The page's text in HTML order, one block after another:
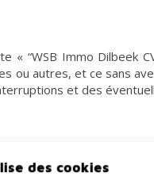
“WSB Immo Dilbeek
ou autres, et ce sans
et des
du site – ou à
des cookies